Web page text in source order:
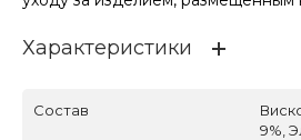
Характеристики
Состав
9%,